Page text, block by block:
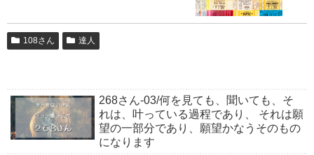
108さん 達人
268さん-03/何を見ても、聞いても、そ
れは、叶っている過程であり、 それは願
望の一部分であり、願望かなうそのもの
になります